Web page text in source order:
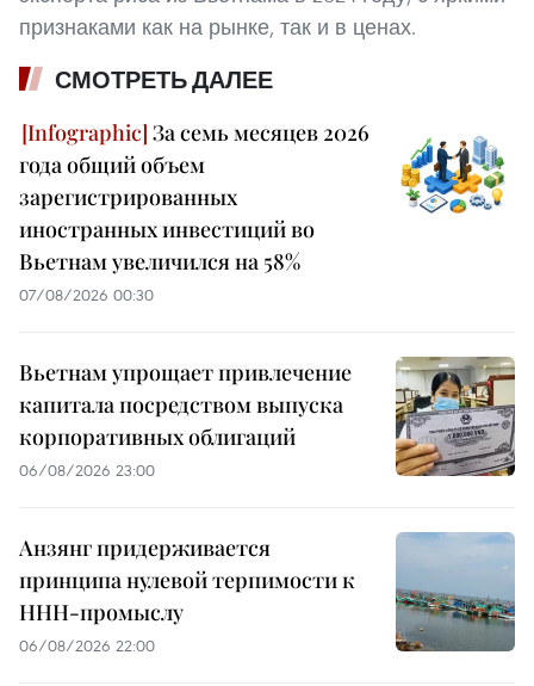
признаками как на рынке, так и в ценах.
СМОТРЕТЬ ДАЛЕЕ
За семь месяцев 2026
года общий объем
зарегистрированных
иностранных инвестиций во
Вьетнам увеличился на 58%
07/08/2026 00:30
Вьетнам упрощает привлечение
капитала посредством выпуска
корпоративных облигаций
06/08/2026 23:00
Анзянг придерживается
принципа нулевой терпимости к
ННН-промыслу
06/08/2026 22:00